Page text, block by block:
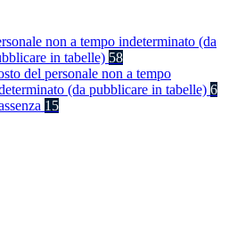
non a tempo indeterminato (da
in tabelle) 58
del personale non a tempo
(da pubblicare in tabelle) 6
15